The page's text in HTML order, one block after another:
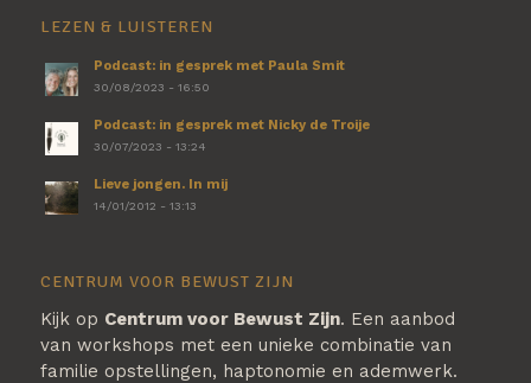
LEZEN & LUISTEREN
Podcast: in gesprek met Paula Smit
30/08/2023 - 16:50
Podcast: in gesprek met Nicky de Troije
30/07/2023 - 13:24
Lieve jongen. In mij
14/01/2012 - 13:13
CENTRUM VOOR BEWUST ZIJN
Kijk op Centrum voor Bewust Zijn. Een aanbod
van workshops met een unieke combinatie van
familie opstellingen, haptonomie en ademwerk.